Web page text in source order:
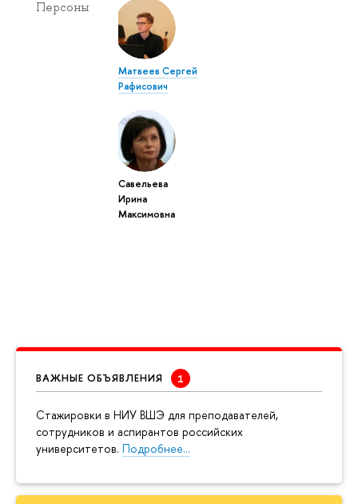
ВАЖНЫЕ ОБЪЯВЛЕНИЯ
Cтажировки в НИУ ВШЭ для преподавателей,
сотрудников и аспирантов российских
университетов. Подробнее…
Персоны
Матвеев Сергей
Рафисович
Савельева
Ирина
Максимовна